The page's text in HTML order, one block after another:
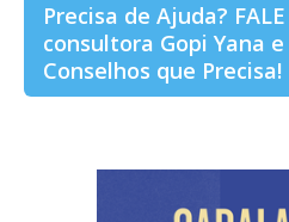
Precisa de Ajuda?
consultora Gopi Yana
Conselhos que Precisa!